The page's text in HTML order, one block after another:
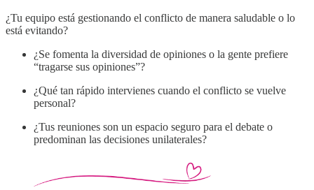
¿Tu equipo está gestionando el conflicto de manera saludable o lo
está evitando?
¿Se fomenta la diversidad de opiniones o la gente prefiere
“tragarse sus opiniones”?
¿Qué tan rápido intervienes cuando el conflicto se vuelve
personal?
¿Tus reuniones son un espacio seguro para el debate o
predominan las decisiones unilaterales?